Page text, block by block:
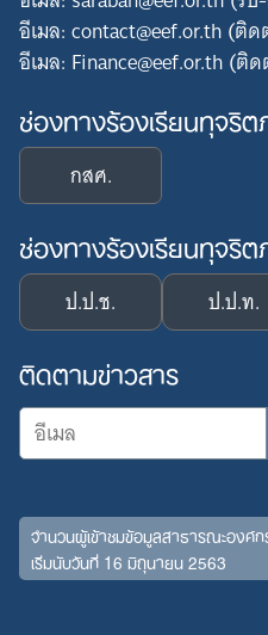
อีเมล: contact@eef.or.th (ติ
อีเมล: Finance@eef.or.th (
ช่องทางร้องเรียนทุจริต
กสศ.
ช่องทางร้องเรียนทุจริ
ป.ป.ช. ป.ป.ท.
ติดตามข่าวสาร
จำนวนผู้เข้าชมข้อมูลสาธารณะองค์
เริ่มนับวันที่ 16 มิถุนายน 2563